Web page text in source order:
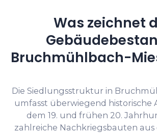
Was zeichnet
Bruchmühlbach-
Die Siedlungsstruktur in
umfasst überwiegend historische
dem 19. und frühen 20.
zahlreiche Nachkriegsbauten aus